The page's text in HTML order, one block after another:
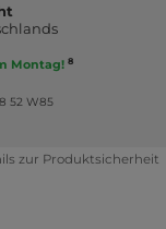
Montag! 8
52 W85
zur Produktsicherheit